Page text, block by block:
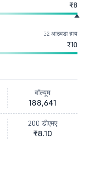
₹8
52 आठवडा हाय
₹10
वॉल्यूम
188,641
200 डीएमए
₹8.10